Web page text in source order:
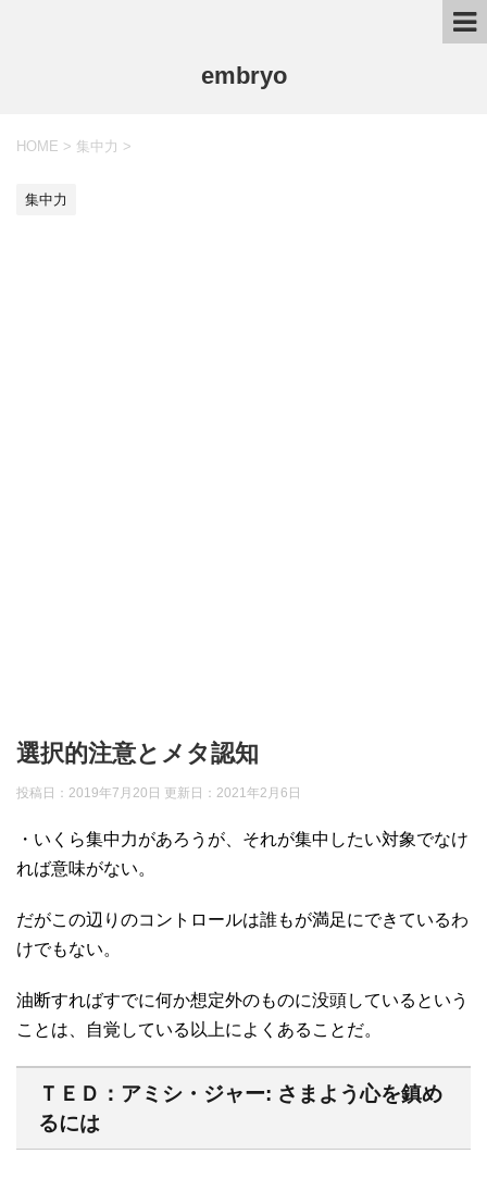
embryo
HOME > 集中力 >
集中力
選択的注意とメタ認知
投稿日：2019年7月20日 更新日： 2021年2月6日
・いくら集中力があろうが、それが集中したい対象でなけ
れば意味がない。
だがこの辺りのコントロールは誰もが満足にできているわ
けでもない。
油断すればすでに何か想定外のものに没頭しているという
ことは、自覚している以上によくあることだ。
ＴＥＤ：アミシ・ジャー: さまよう心を鎮め
るには